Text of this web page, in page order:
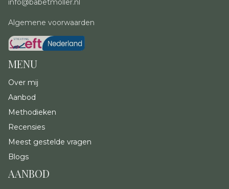
info@babetmoller.nl
Algemene voorwaarden
MENU
Over mij
Aanbod
Methodieken
Recensies
Meest gestelde vragen
Blogs
AANBOD